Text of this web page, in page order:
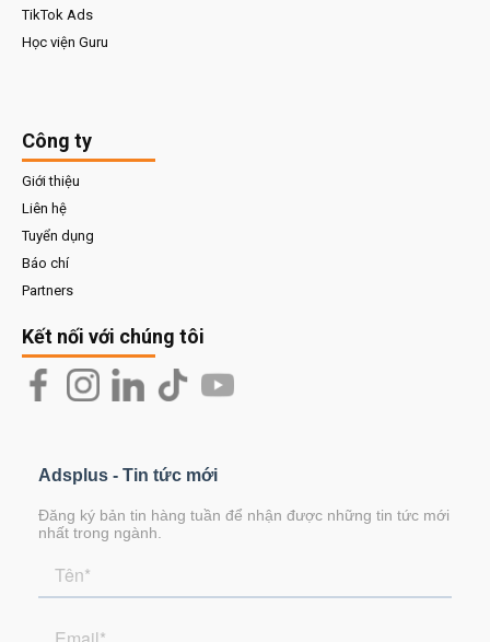
TikTok Ads
Học viện Guru
Công ty
Giới thiệu
Liên hệ
Tuyển dụng
Báo chí
Partners
Kết nối với chúng tôi